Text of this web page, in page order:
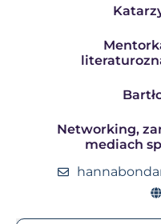
Networking,
mediach